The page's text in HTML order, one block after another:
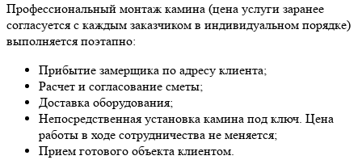
Профессиональный монтаж камина (цена услуги заранее
согласуется с каждым заказчиком в индивидуальном порядке)
выполняется поэтапно:
Прибытие замерщика по адресу клиента;
Расчет и согласование сметы;
Доставка оборудования;
Непосредственная установка камина под ключ. Цена
работы в ходе сотрудничества не меняется;
Прием готового объекта клиентом.